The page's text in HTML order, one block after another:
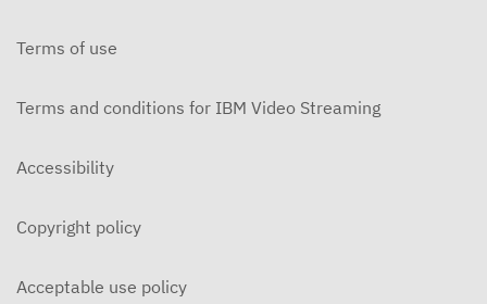
Terms of use
Terms and conditions for IBM Video Streaming
Accessibility
Copyright policy
Acceptable use policy